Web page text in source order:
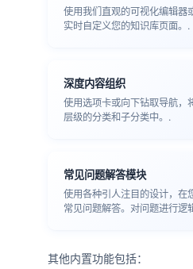
使用我们直观的可视化编辑器
实时自定义您的知识库页面。.
深度内容组织
使用选项卡或向下钻取导航，
层级的分类和子分类中。.
常见问题解答模块
使用各种引人注目的设计，在
常见问题解答。对问题进行逻
其他内置功能包括：